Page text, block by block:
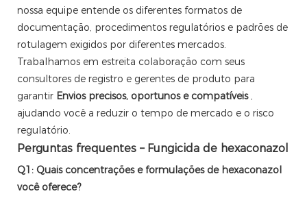
nossa equipe entende os diferentes formatos de
documentação, procedimentos regulatórios e padrões de
rotulagem exigidos por diferentes mercados.
Trabalhamos em estreita colaboração com seus
consultores de registro e gerentes de produto para
garantir Envios precisos, oportunos e compatíveis ,
ajudando você a reduzir o tempo de mercado e o risco
regulatório.
Perguntas frequentes – Fungicida de hexaconazol
Q1: Quais concentrações e formulações de hexaconazol
você oferece?